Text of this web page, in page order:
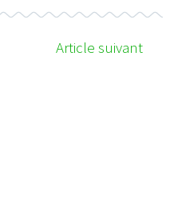
Article suivant